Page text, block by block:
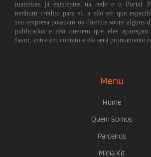
materiais já existentes na rede e o Portal
nenhum crédito para si, a não ser que
sua empresa possuam os direitos sobre alguns
publicados e não querem que eles
favor, entre em contato e ele será prontamente
Menu
Home
Quem Somos
Parceiros
Mídia Kit